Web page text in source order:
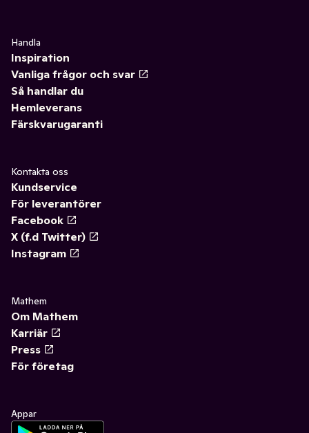
Handla
Inspiration
Vanliga frågor och svar
Så handlar du
Hemleverans
Färskvarugaranti
Kontakta oss
Kundservice
För leverantörer
Facebook
X (f.d Twitter)
Instagram
Mathem
Om Mathem
Karriär
Press
För företag
Appar